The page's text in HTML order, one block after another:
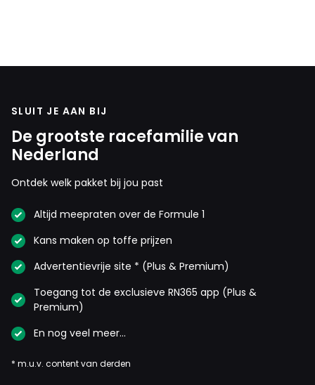
SLUIT JE AAN BIJ
De grootste racefamilie van
Nederland
Ontdek welk pakket bij jou past
Altijd meepraten over de Formule 1
Kans maken op toffe prijzen
Advertentievrije site * (Plus & Premium)
Toegang tot de exclusieve RN365 app (Plus &
Premium)
En nog veel meer…
* m.u.v. content van derden